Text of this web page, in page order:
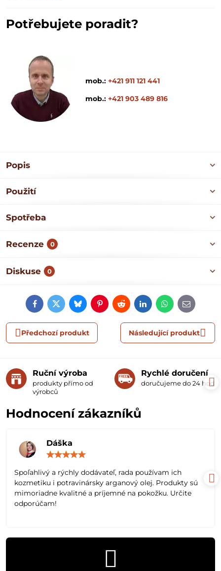
Potřebujete poradit?
mob.: +421 911 121 441
mob.: +421 903 489 816
Popis
Použití
Spotřeba
Recenze 0
Diskuse 0
FacebookTwitterBlueskyPinterestRedditLinkedInWhatsApp
E-
mail
Předchozí produkt Následující produkt
Ruční výroba
produkty přímo od
výrobců
Rychlé doručení
doručujeme do 24 hodin
Hodnocení zákazníků
Dáška
5
Spoľahlivý a rýchly dodávateľ, rada používam ich
kozmetiku i potravinársky arganový olej. Produkty sú
mimoriadne kvalitné a príjemné na pokožku. Určite
odporúčam!